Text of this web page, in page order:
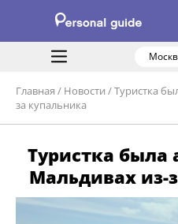
Главная / Новости /Туристка
за купальника
Туристка была
Мальдивах из-